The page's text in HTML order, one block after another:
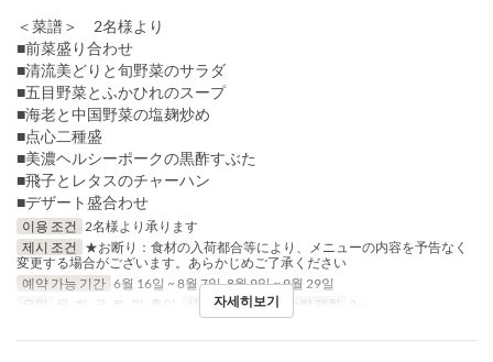
＜菜譜＞ 2名様より
■前菜盛り合わせ
■清流美どりと旬野菜のサラダ
■五目野菜とふかひれのスープ
■海老と中国野菜の塩麹炒め
■点心二種盛
■美濃ヘルシーポークの黒酢すぶた
■飛子とレタスのチャーハン
■デザート盛合わせ
이용 조건
2名様より承ります
제시 조건
★お断り：食材の入荷都合等により、メニューの内容を予告なく
変更する場合がございます。あらかじめご了承ください
예약 가능 기간 6월 16일 ~ 8월 7일, 8월 9일 ~ 9월 29일
요일
월, 화, 금, 토, 일, 휴일 식사 저녁 주문 수량 제한 2 ~
자세히보기